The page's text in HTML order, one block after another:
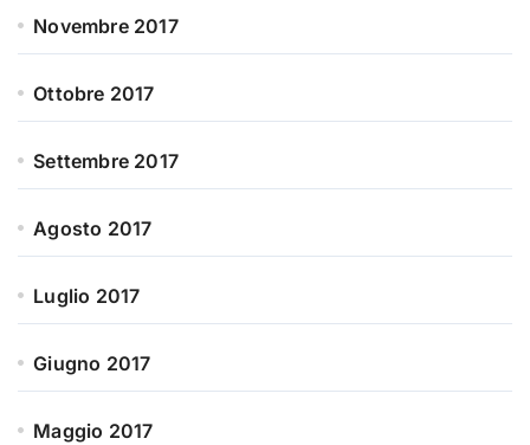
Novembre 2017
Ottobre 2017
Settembre 2017
Agosto 2017
Luglio 2017
Giugno 2017
Maggio 2017